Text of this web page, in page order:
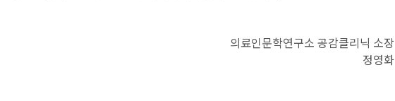
의료인문학연구소 공감클리닉 소장
정영화